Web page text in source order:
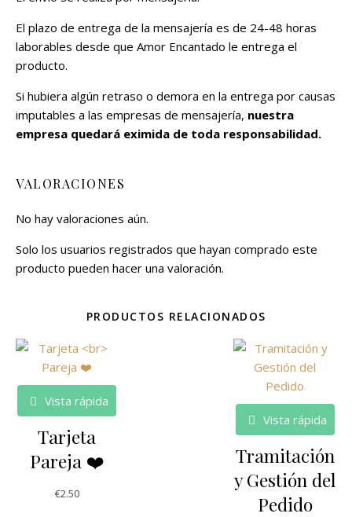
El plazo de entrega de la mensajería es de 24-48 horas
laborables desde que Amor Encantado le entrega el
producto.
Si hubiera algún retraso o demora en la entrega por causas
imputables a las empresas de mensajería, nuestra
empresa quedará eximida de toda responsabilidad.
VALORACIONES
No hay valoraciones aún.
Solo los usuarios registrados que hayan comprado este
producto pueden hacer una valoración.
PRODUCTOS RELACIONADOS
Vista rápida
Tarjeta
Pareja ❤️
€2.50
Vista rápida
Tramitación
y Gestión del
Pedido